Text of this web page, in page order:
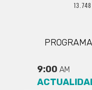
13.748
9:00 AM